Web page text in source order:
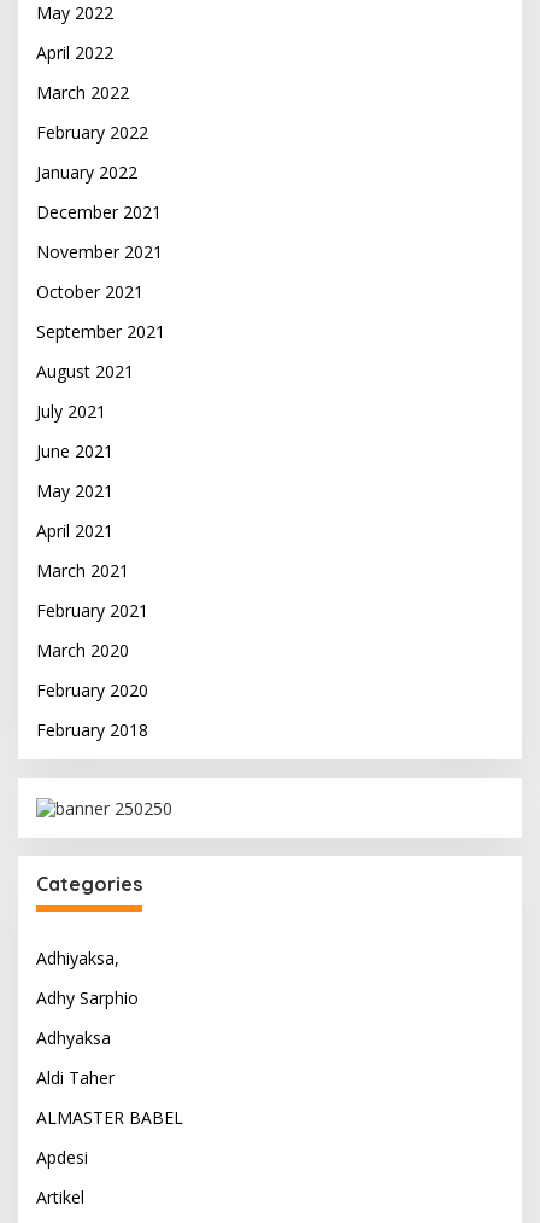
May 2022
April 2022
March 2022
February 2022
January 2022
December 2021
November 2021
October 2021
September 2021
August 2021
July 2021
June 2021
May 2021
April 2021
March 2021
February 2021
March 2020
February 2020
February 2018
Categories
Adhiyaksa,
Adhy Sarphio
Adhyaksa
Aldi Taher
ALMASTER BABEL
Apdesi
Artikel